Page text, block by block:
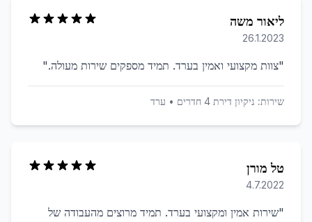
ליאור משה
26.1.2023
"צוות מקצועי ואמין בערד. תמיד מספקים שירות מעולה."
שירות: ניקיון דירת 4 חדרים • ערד
טל מורן
4.7.2022
"שירות אמין ומקצועי בערד. תמיד מרוצים מהעבודה של